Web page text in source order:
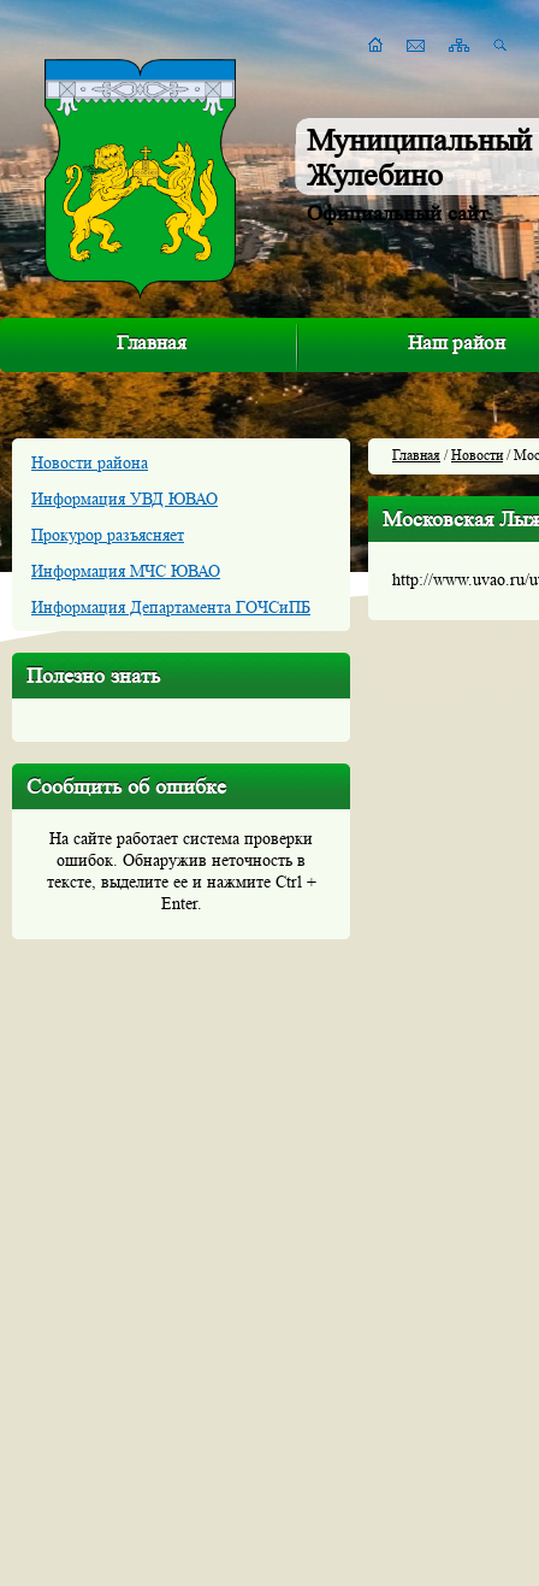
Муниципальный
Жулебино
Официальный сайт
Главная Наш район
Новости района
Информация УВД ЮВАО
Прокурор разъясняет
Информация МЧС ЮВАО
Информация Департамента ГОЧСиПБ
Полезно знать
Сообщить об ошибке
На сайте работает система проверки
ошибок. Обнаружив неточность в
тексте, выделите ее и нажмите Ctrl +
Enter.
Главная /Новости/
Московская
http://www.uvao.ru/